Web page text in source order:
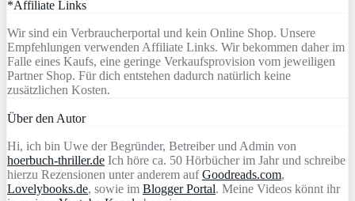
*Affiliate Links
Wir sind ein Verbraucherportal und kein Online Shop. Unsere
Empfehlungen verwenden Affiliate Links. Wir bekommen daher im
Falle eines Kaufs, eine geringe Verkaufsprovision vom jeweiligen
Partner Shop. Für dich entstehen dadurch natürlich keine
zusätzlichen Kosten.
Über den Autor
Hi, ich bin Uwe der Begründer, Betreiber und Admin von
hoerbuch-thriller.de Ich höre ca. 50 Hörbücher im Jahr und schreibe
hierzu Rezensionen unter anderem aufGoodreads.com,
Lovelybooks.de, sowie im Blogger Portal. Meine Videos könnt ihr